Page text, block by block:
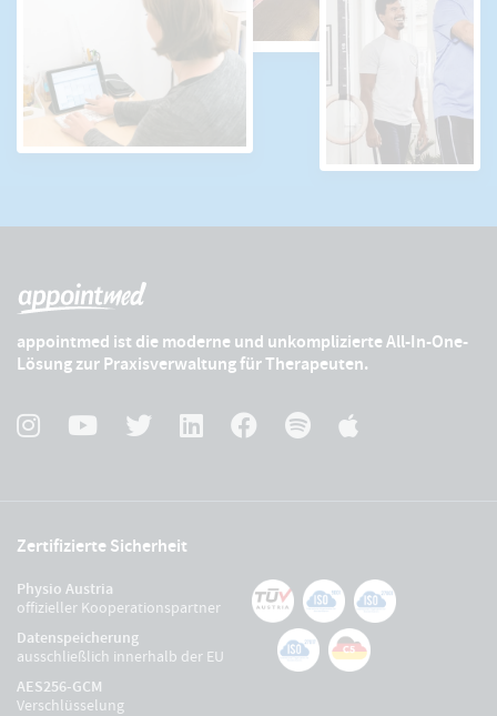
appointmed ist die moderne und unkomplizierte All-In-One-
Lösung zur Praxisverwaltung für Therapeuten.
Zertifizierte Sicherheit
Physio Austria
offizieller Kooperationspartner
Datenspeicherung
ausschließlich innerhalb der EU
AES256-GCM
Verschlüsselung